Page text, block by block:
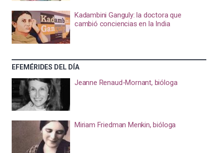
Kadambini Ganguly: la doctora que
cambió conciencias en la India
EFEMÉRIDES DEL DÍA
Jeanne Renaud-Mornant, bióloga
Miriam Friedman Menkin, bióloga